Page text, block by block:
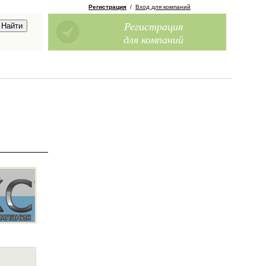
Регистрация / Вход для компаний
Регистрация
для компаний